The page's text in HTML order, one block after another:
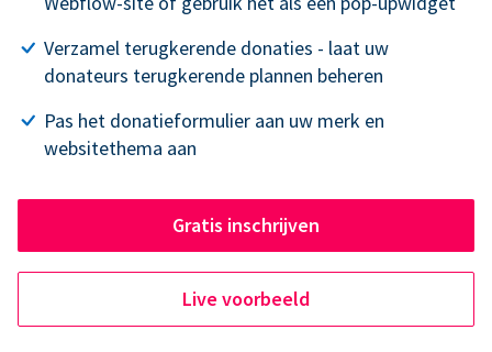
Verzamel terugkerende donaties - laat uw
donateurs terugkerende plannen beheren
Pas het donatieformulier aan uw merk en
websitethema aan
Gratis inschrijven
Live voorbeeld